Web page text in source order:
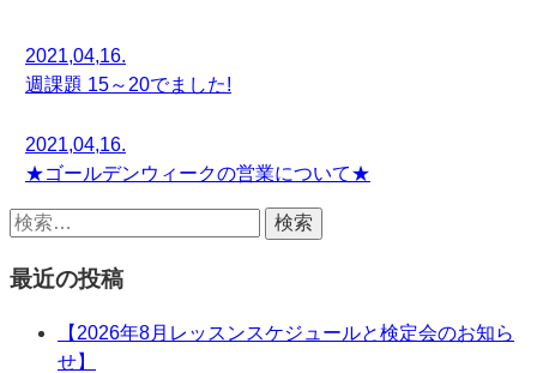
2021,04,16.
週課題 15～20でました!
2021,04,16.
★ゴールデンウィークの営業について★
最近の投稿
【2026年8月レッスンスケジュールと検定会のお知ら
せ】